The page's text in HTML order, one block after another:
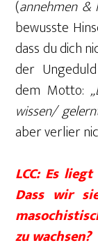
(annehmen &
bewusste
dass du dich
der
dem Motto:
wissen/
aber verlier
LCC: Es
Dass wir
zu wachsen?